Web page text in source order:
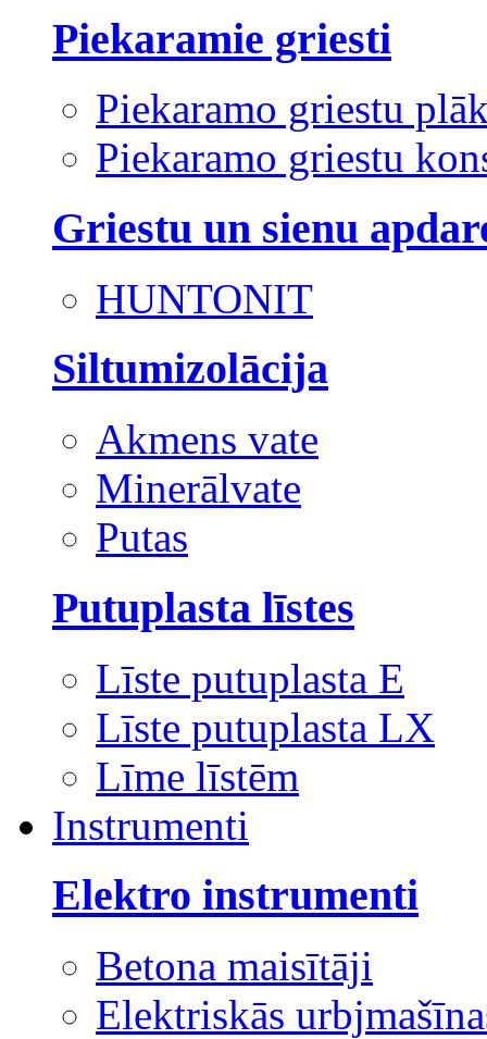
Piekaramie griesti
Piekaramo griestu
Piekaramo griestu
Griestu un sienu
HUNTONIT
Siltumizolācija
Akmens vate
Minerālvate
Putas
Putuplasta līstes
Līste putuplasta E
Līste putuplasta LX
Līme līstēm
Instrumenti
Elektro instrumenti
Betona maisītāji
Elektriskās